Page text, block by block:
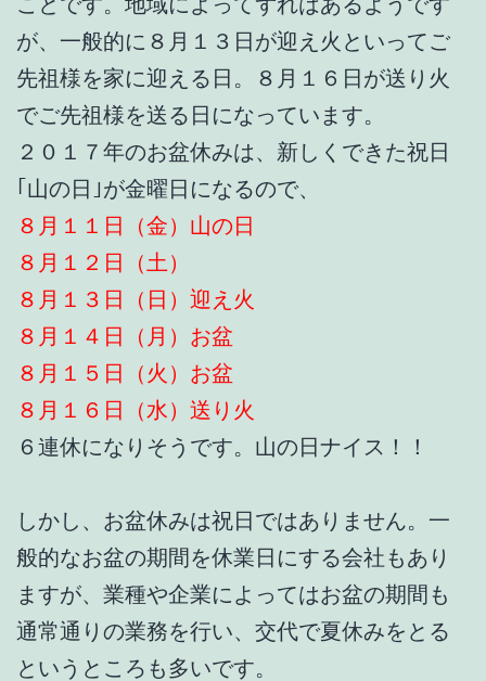
が、一般的に８月１３日が迎え火といってご
先祖様を家に迎える日。８月１６日が送り火
でご先祖様を送る日になっています。
２０１７年のお盆休みは、新しくできた祝日
｢山の日｣が金曜日になるので、
８月１１日（金）山の日
８月１２日（土）
８月１３日（日）迎え火
８月１４日（月）お盆
８月１５日（火）お盆
８月１６日（水）送り火
６連休になりそうです。山の日ナイス！！
しかし、お盆休みは祝日ではありません。一
般的なお盆の期間を休業日にする会社もあり
ますが、業種や企業によってはお盆の期間も
通常通りの業務を行い、交代で夏休みをとる
というところも多いです。